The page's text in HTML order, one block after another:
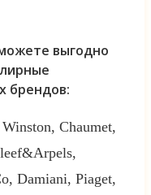
выгодно
брендов:
Chaumet,
Damiani, Piaget,